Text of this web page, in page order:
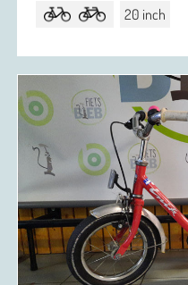
20 inch